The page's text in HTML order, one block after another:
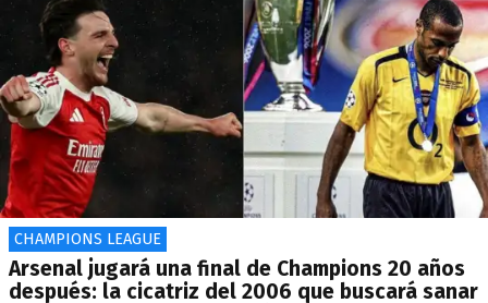
CHAMPIONS LEAGUE
Arsenal jugará una final de Champions 20 años
después: la cicatriz del 2006 que buscará sanar